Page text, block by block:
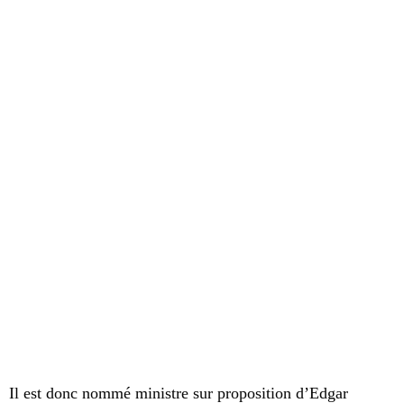
Il est donc nommé ministre sur proposition d’Edgar